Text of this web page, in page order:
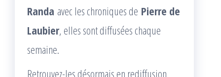
Randa avec les chroniques de Pierre de
Laubier, elles sont diffusées chaque
semaine.
Retrouvez-les désormais en rediffusion